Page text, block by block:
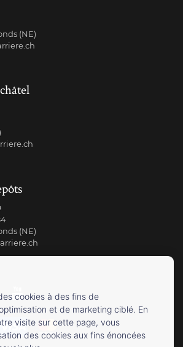
(NE)
(NE)
cookies à des fins de
et de marketing ciblé. En
visite sur cette page, vous
des cookies aux fins énoncées